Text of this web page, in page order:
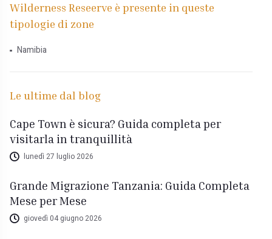
Wilderness Reseerve è presente in queste
tipologie di zone
Namibia
Le ultime dal blog
Cape Town è sicura? Guida completa per
visitarla in tranquillità
lunedì 27 luglio 2026
Grande Migrazione Tanzania: Guida Completa
Mese per Mese
giovedì 04 giugno 2026